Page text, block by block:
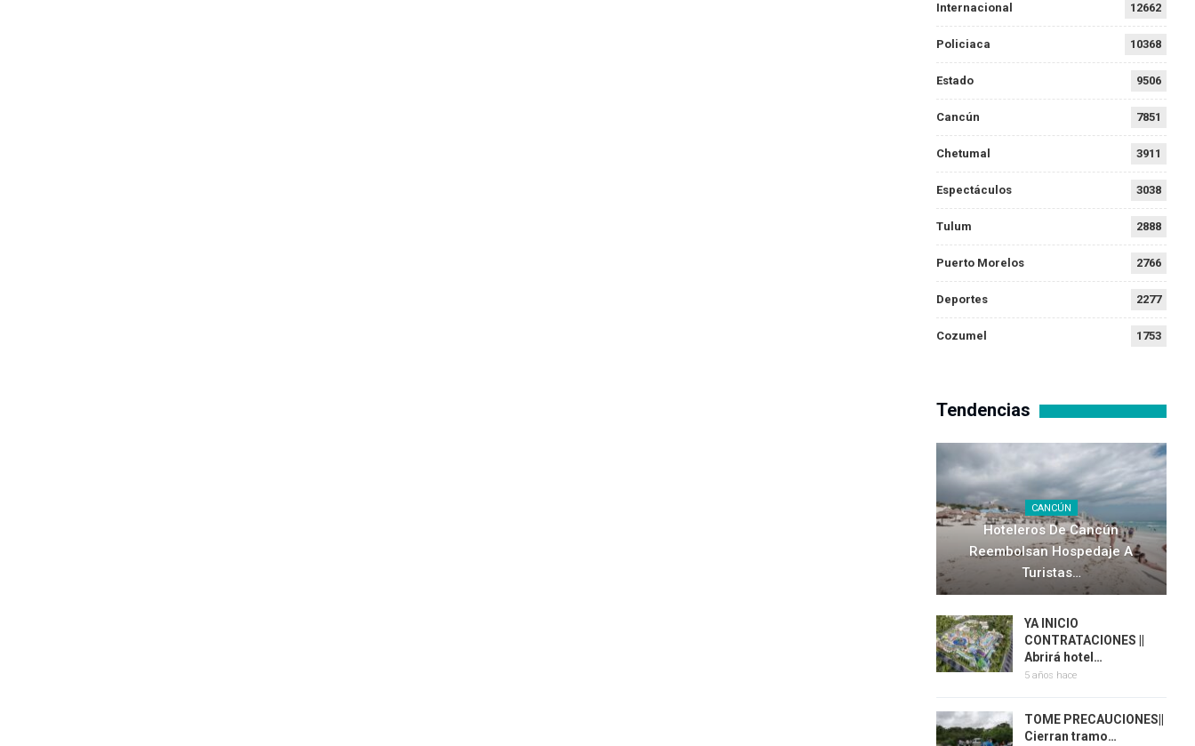
Internacional 12662
Policiaca 10368
Estado 9506
Cancún 7851
Chetumal 3911
Espectáculos 3038
Tulum 2888
Puerto Morelos 2766
Deportes 2277
Cozumel 1753
Tendencias
CANCÚN
Hoteleros De Cancún
Reembolsan Hospedaje A
Turistas…
YA INICIO
CONTRATACIONES ||
Abrirá hotel…
5 años hace
TOME PRECAUCIONES||
Cierran tramo…